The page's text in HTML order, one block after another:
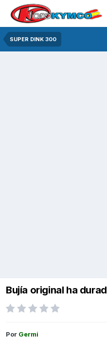
SUPER DINK 300
Bujía original ha
Por Germi